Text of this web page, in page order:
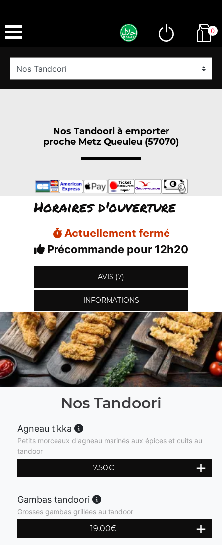
0
Nos Tandoori à emporter
proche Metz Queuleu (57070)
Horaires d'ouverture
Actuellement fermé
Précommande pour 12h20
AVIS (7)
INFORMATIONS
Nos Tandoori
Agneau tikka
Petits morceaux d'agneau marinés aux épices et cuits au
tandoor
7.50€
Gambas tandoori
Grosses gambas grillées au tandoor
19.00€